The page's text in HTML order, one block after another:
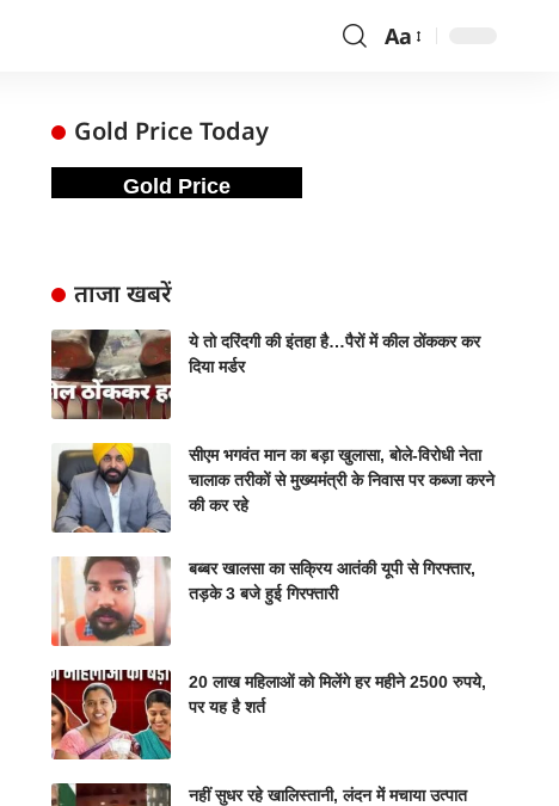
Aa
Gold Price Today
Gold Price
ताजा खबरें
ये तो दरिंदगी की इंतहा है…पैरों में कील ठोंककर कर
दिया मर्डर
सीएम भगवंत मान का बड़ा खुलासा, बोले-विरोधी नेता
चालाक तरीकों से मुख्यमंत्री के निवास पर कब्जा करने
की कर रहे
बब्बर खालसा का सक्रिय आतंकी यूपी से गिरफ्तार,
तड़के 3 बजे हुई गिरफ्तारी
20 लाख महिलाओं को मिलेंगे हर महीने 2500 रुपये,
पर यह है शर्त
नहीं सुधर रहे खालिस्तानी, लंदन में मचाया उत्पात